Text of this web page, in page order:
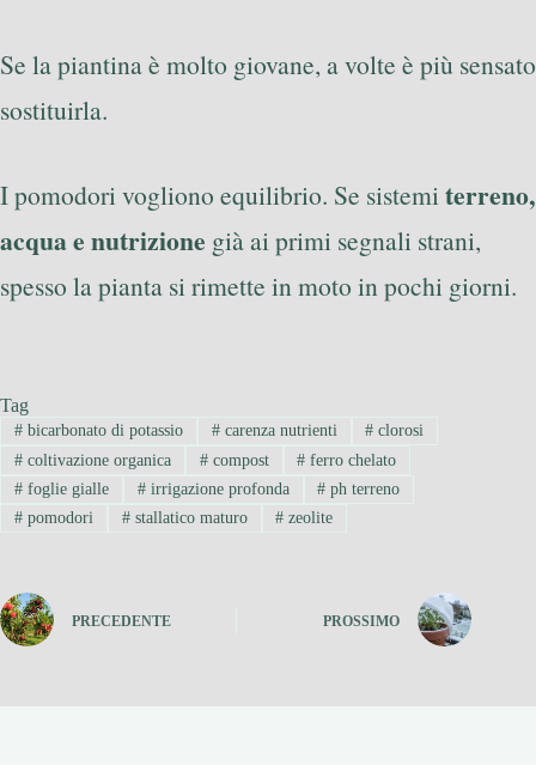
Se la piantina è molto giovane, a volte è più sensato
sostituirla.
I pomodori vogliono equilibrio. Se sistemi terreno,
acqua e nutrizione già ai primi segnali strani,
spesso la pianta si rimette in moto in pochi giorni.
Tag
#bicarbonato di potassio #carenza nutrienti # clorosi
#coltivazione organica #compost # ferro chelato
#foglie gialle #irrigazione profonda # ph terreno
#pomodori #stallatico maturo # zeolite
PRECEDENTE PROSSIMO